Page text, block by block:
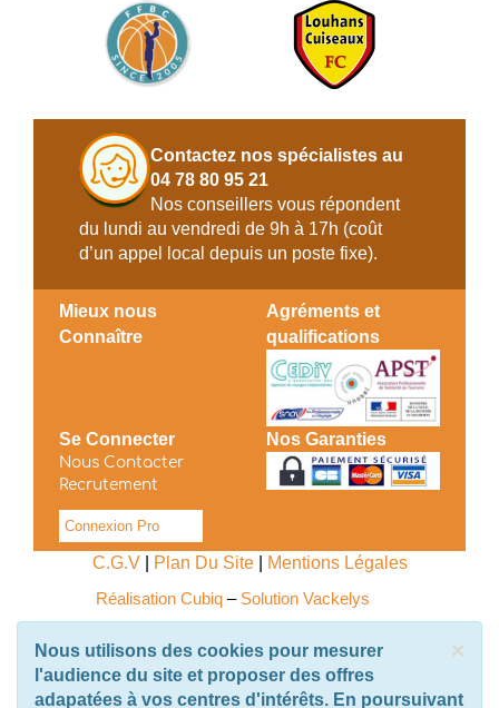
Contactez nos spécialistes au
04 78 80 95 21
Nos conseillers vous répondent
du lundi au vendredi de 9h à 17h (coût
d’un appel local depuis un poste fixe).
Mieux nous
Connaître
Agréments et
qualifications
Se Connecter
Nous Contacter
Recrutement
Connexion Pro
Nos Garanties
C.G.V| Plan Du Site|
Mentions Légales
Réalisation Cubiq – Solution Vackelys
×
Nous utilisons des cookies pour mesurer
l'audience du site et proposer des offres
adapatées à vos centres d'intérêts. En poursuivant